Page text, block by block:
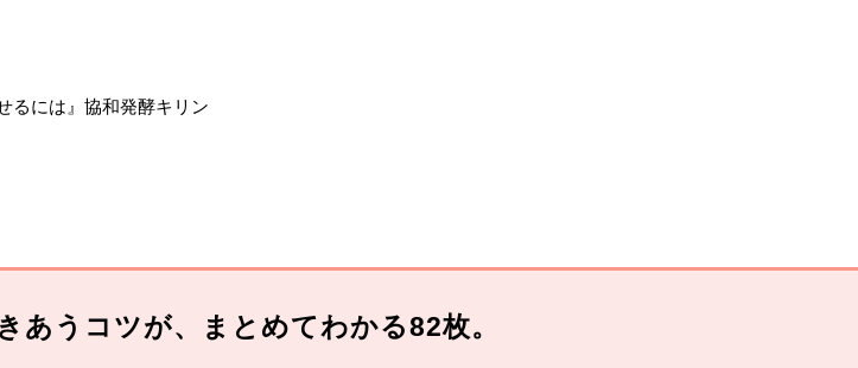
るには』協和発酵キリン
あうコツが、まとめてわかる82枚。